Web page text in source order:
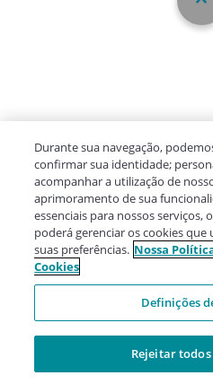
Durante sua navegação,
confirmar sua identidade;
acompanhar a utilização de
aprimoramento de sua
essenciais para nossos serviços,
poderá gerenciar os cookies
suas preferências. Nossa
Cookies
Definições
Rejeitar todos